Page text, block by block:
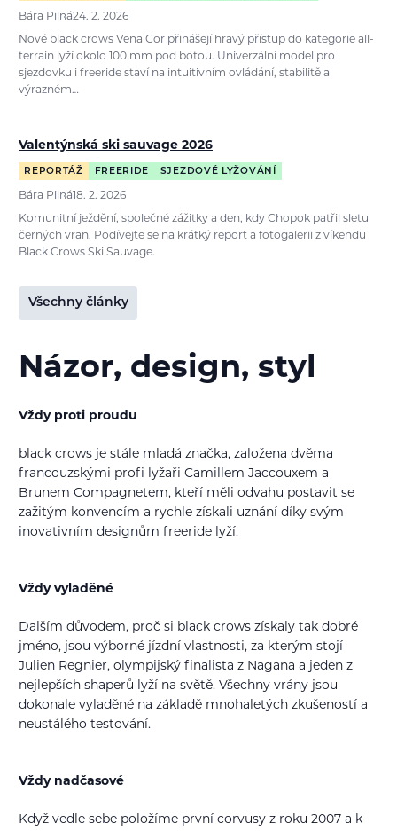
Bára Pilná24. 2. 2026
Nové black crows Vena Cor přinášejí hravý přístup do kategorie all-
terrain lyží okolo 100 mm pod botou. Univerzální model pro
sjezdovku i freeride staví na intuitivním ovládání, stabilitě a
výrazném…
Valentýnská ski sauvage 2026
REPORTÁŽ FREERIDE SJEZDOVÉ LYŽOVÁNÍ
Bára Pilná 18. 2. 2026
Komunitní ježdění, společné zážitky a den, kdy Chopok patřil sletu
černých vran. Podívejte se na krátký report a fotogalerii z víkendu
Black Crows Ski Sauvage.
Všechny články
Názor, design, styl
Vždy proti proudu
black crows je stále mladá značka, založena dvěma
francouzskými profi lyžaři Camillem Jaccouxem a
Brunem Compagnetem, kteří měli odvahu postavit se
zažitým konvencím a rychle získali uznání díky svým
inovativním designům freeride lyží.
Vždy vyladěné
Dalším důvodem, proč si black crows získaly tak dobré
jméno, jsou výborné jízdní vlastnosti, za kterým stojí
Julien Regnier, olympijský finalista z Nagana a jeden z
nejlepších shaperů lyží na světě. Všechny vrány jsou
dokonale vyladěné na základě mnohaletých zkušeností a
neustálého testování.
Vždy nadčasové
Když vedle sebe položíme první corvusy z roku 2007 a k